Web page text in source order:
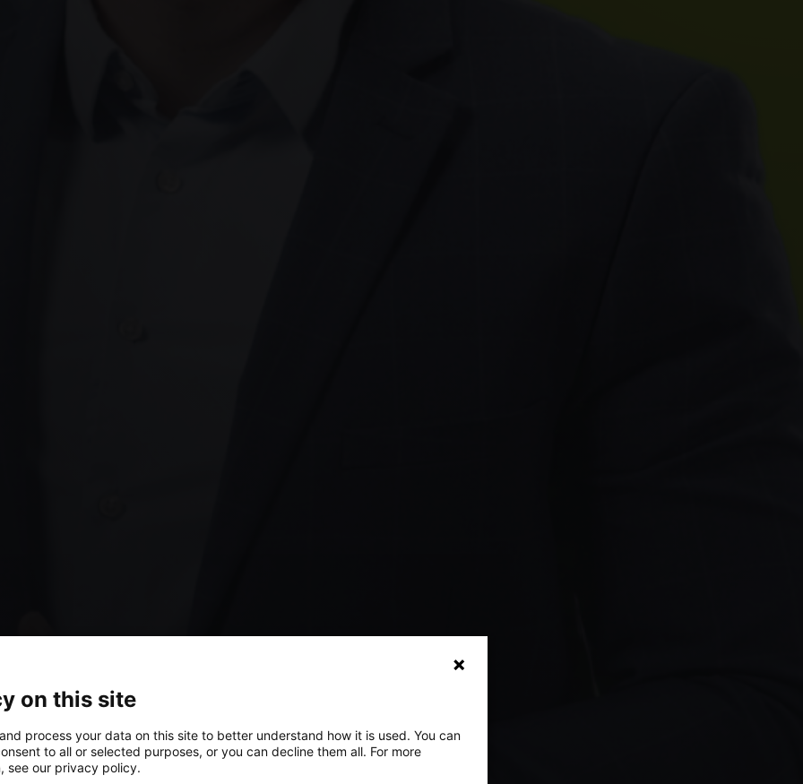
on this site
process your data on this site to better understand how it is used. You can
to all or selected purposes, or you can decline them all. For more
see our privacy policy.